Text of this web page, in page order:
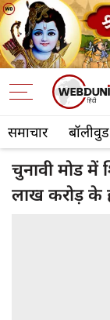
समाचार बॉलीवुड
चुनावी मोड में
लाख करोड़ के